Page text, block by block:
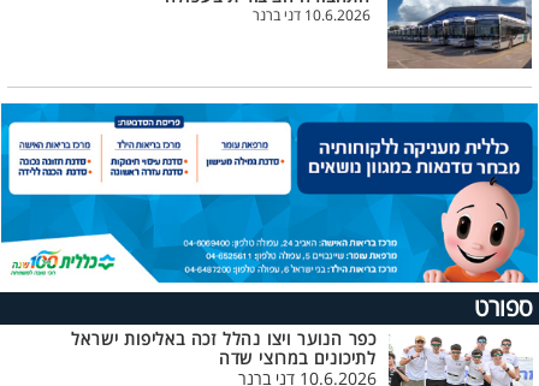
10.6.2026 דני ברנר
ספורט
כפר הנוער ויצו נהלל זכה באליפות ישראל
לתיכונים במרוצי שדה
10.6.2026 דני ברנר